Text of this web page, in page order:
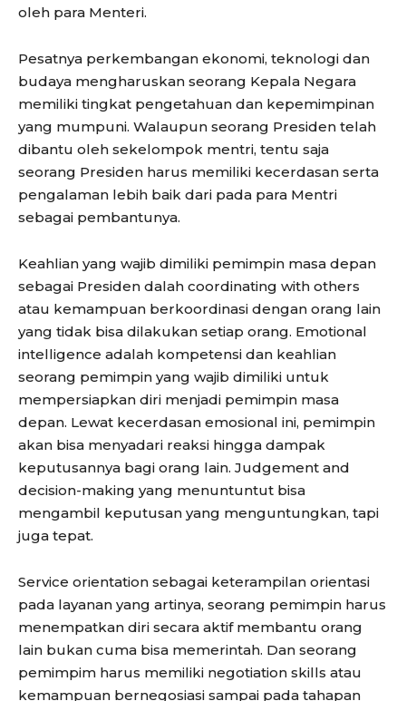
oleh para Menteri.
Pesatnya perkembangan ekonomi, teknologi dan
budaya mengharuskan seorang Kepala Negara
memiliki tingkat pengetahuan dan kepemimpinan
yang mumpuni. Walaupun seorang Presiden telah
dibantu oleh sekelompok mentri, tentu saja
seorang Presiden harus memiliki kecerdasan serta
pengalaman lebih baik dari pada para Mentri
sebagai pembantunya.
Keahlian yang wajib dimiliki pemimpin masa depan
sebagai Presiden dalah coordinating with others
atau kemampuan berkoordinasi dengan orang lain
yang tidak bisa dilakukan setiap orang. Emotional
intelligence adalah kompetensi dan keahlian
seorang pemimpin yang wajib dimiliki untuk
mempersiapkan diri menjadi pemimpin masa
depan. Lewat kecerdasan emosional ini, pemimpin
akan bisa menyadari reaksi hingga dampak
keputusannya bagi orang lain. Judgement and
decision-making yang menuntuntut bisa
mengambil keputusan yang menguntungkan, tapi
juga tepat.
Service orientation sebagai keterampilan orientasi
pada layanan yang artinya, seorang pemimpin harus
menempatkan diri secara aktif membantu orang
lain bukan cuma bisa memerintah. Dan seorang
pemimpim harus memiliki negotiation skills atau
kemampuan bernegosiasi sampai pada tahapan